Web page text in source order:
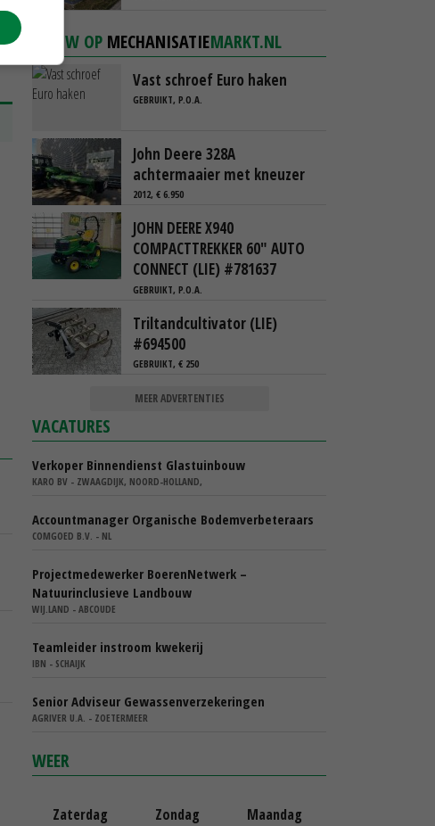
NIEUW OP MECHANISATIEMARKT.NL
Vast schroef Euro haken
GEBRUIKT, P.O.A.
John Deere 328A
achtermaaier met kneuzer
2012, € 6.950
JOHN DEERE X940
COMPACTTREKKER 60" AUTO
CONNECT (LIE) #781637
GEBRUIKT, P.O.A.
Triltandcultivator (LIE)
#694500
GEBRUIKT, € 250
MEER ADVERTENTIES
VACATURES
Verkoper Binnendienst Glastuinbouw
KARO BV - ZWAAGDIJK, NOORD-HOLLAND,
Accountmanager Organische Bodemverbeteraars
COMGOED B.V. - NL
Projectmedewerker BoerenNetwerk –
Natuurinclusieve Landbouw
WIJ.LAND - ABCOUDE
Teamleider instroom kwekerij
IBN - SCHAIJK
Senior Adviseur Gewassenverzekeringen
AGRIVER U.A. - ZOETERMEER
WEER
Zaterdag Zondag Maandag